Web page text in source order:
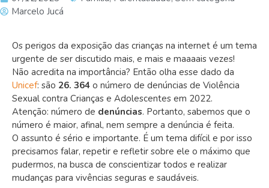
Marcelo Jucá
Os perigos da exposição das crianças na internet é um tema
urgente de ser discutido mais, e mais e maaaais vezes!
Não acredita na importância? Então olha esse dado da
Unicef: são 26. 364 o número de denúncias de Violência
Sexual contra Crianças e Adolescentes em 2022.
Atenção: número de denúncias. Portanto, sabemos que o
número é maior, afinal, nem sempre a denúncia é feita.
O assunto é sério e importante. É um tema difícil e por isso
precisamos falar, repetir e refletir sobre ele o máximo que
pudermos, na busca de conscientizar todos e realizar
mudanças para vivências seguras e saudáveis.